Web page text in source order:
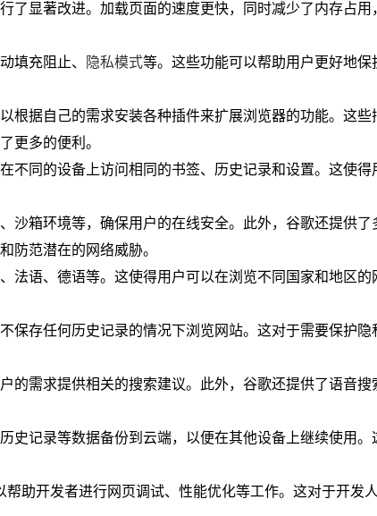
了显著改进。加载页面的速度更快，同时减少了内存占用
填充阻止、
隐私模式等。这些功能可以帮助用户更好地保
根据自己的需求安装各种插件来扩展浏览器的功能。这些
更多的便利。
不同的设备上访问相同的书签、历史记录和设置。这使得
沙箱环境等，确保用户的在线安全。此外，谷歌还提供了
防范潜在的网络威胁。
法语、德语等。这使得用户可以在浏览不同国家和地区的
保存任何历史记录的情况下浏览网站。这对于需要保护隐
需求提供相关的搜索建议。此外，谷歌还提供了语音搜
史记录等数据备份到云端，以便在其他设备上继续使用。
助开发者进行网页调试、性能优化等工作。这对于开发